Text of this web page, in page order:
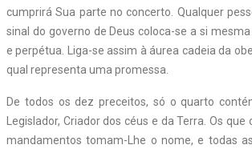
cumprirá Sua parte no concerto. Qualquer
sinal do governo de Deus coloca-se a si
e perpétua. Liga-se assim à áurea cadeia da
qual representa uma promessa.
De todos os dez preceitos, só o quarto
Legislador, Criador dos céus e da Terra. Os que
mandamentos tomam-Lhe o nome, e todas